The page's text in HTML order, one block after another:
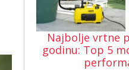
Najbolje vrtne
godinu: Top 5